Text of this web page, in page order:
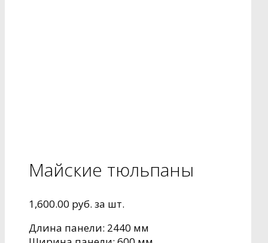
Майские тюльпаны
1,600.00 руб. за шт.
Длина панели: 2440 мм